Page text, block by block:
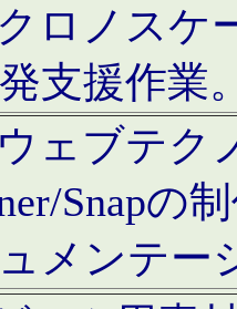
ロノスケ
支援作業
ェブテク
Snapの
メンテー